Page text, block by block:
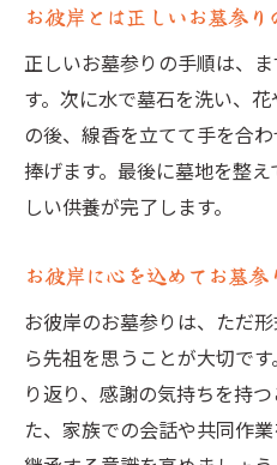
お彼岸とは正しいお墓参り
正しいお墓参りの手順は、
す。次に水で墓石を洗い、
の後、線香を立てて手を合
捧げます。最後に墓地を整
しい供養が完了します。
お彼岸に心を込めてお墓参
お彼岸のお墓参りは、ただ
ら先祖を思うことが大切で
り返り、感謝の気持ちを持
た、家族での会話や共同作